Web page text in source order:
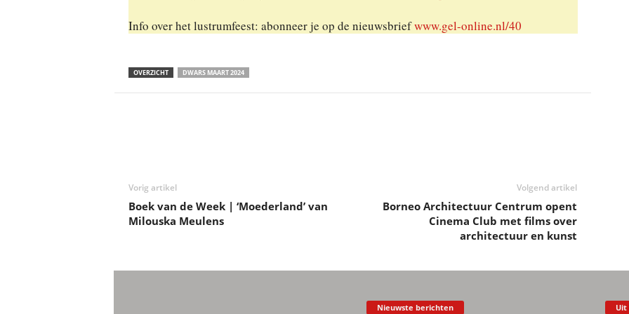
Info over het lustrumfeest: abonneer je op de nieuwsbriefwww.gel-online.nl/40
OVERZICHT DWARS MAART 2024
Vorig artikel
Boek van de Week | ‘Moederland’ van
Milouska Meulens
Volgend artikel
Borneo Architectuur Centrum opent
Cinema Club met films over
architectuur en kunst
Nieuwste berichten Uit